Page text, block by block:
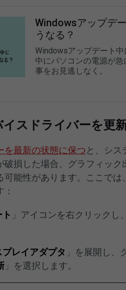
Windowsアップデ
うなる？
Windowsアップデート
中にパソコンの電源が
事をお見逃しなく。
スドライバーを更
を最新の状態に保つと、シス
破損した場合、グラフィッ
可能性があります。ここで
」アイコンを右クリックし
プレイアダプタ 」を展開し、
」を選択します。